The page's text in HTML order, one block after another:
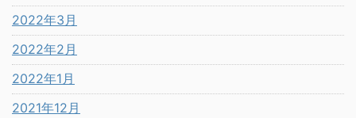
2022年3月
2022年2月
2022年1月
2021年12月